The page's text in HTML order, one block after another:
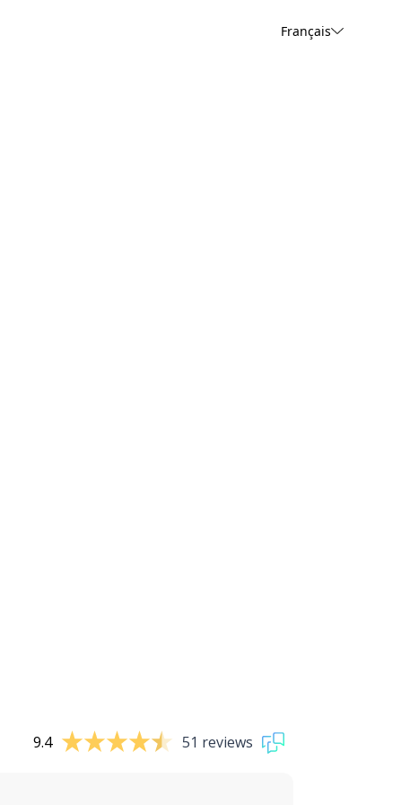
Français
9.4 51 reviews